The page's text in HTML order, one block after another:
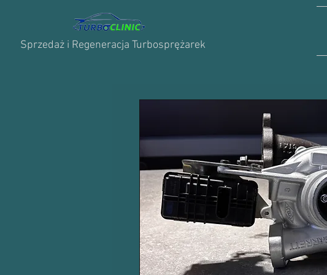
Sprzedaż i Regeneracja Turbosprężarek